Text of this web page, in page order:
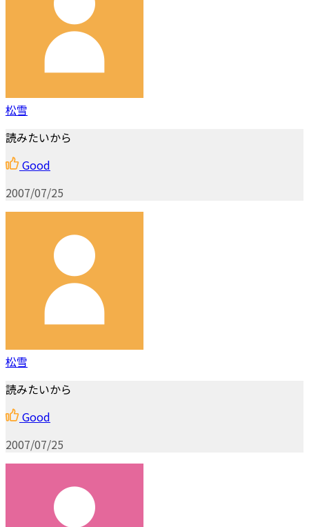
松雪
読みたいから
Good
2007/07/25
松雪
読みたいから
Good
2007/07/25